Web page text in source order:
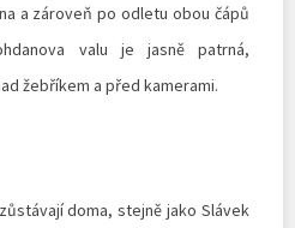
a zároveň po odletu obou čápů
valu je jasně patrná,
žebříkem a před kamerami.
doma, stejně jako Slávek